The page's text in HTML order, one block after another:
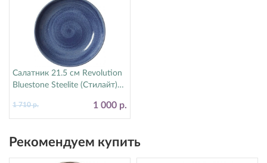
Салатник 21.5 см Revolution
Bluestone Steelite (Стилайт)
1 000 р.
1 710 р.
Рекомендуем купить